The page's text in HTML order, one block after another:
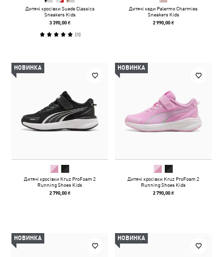
Дитячі кросівки Suede Classics
Sneakers Kids
3 390,00 ₴
(1)
Дитячі кеди Palermo Charmies
Sneakers Kids
2 990,00 ₴
НОВИНКА
Дитячі кросівки Kruz ProFoam 2
Running Shoes Kids
2 790,00 ₴
НОВИНКА
Дитячі кросівки Kruz ProFoam 2
Running Shoes Kids
2 790,00 ₴
НОВИНКА НОВИНКА